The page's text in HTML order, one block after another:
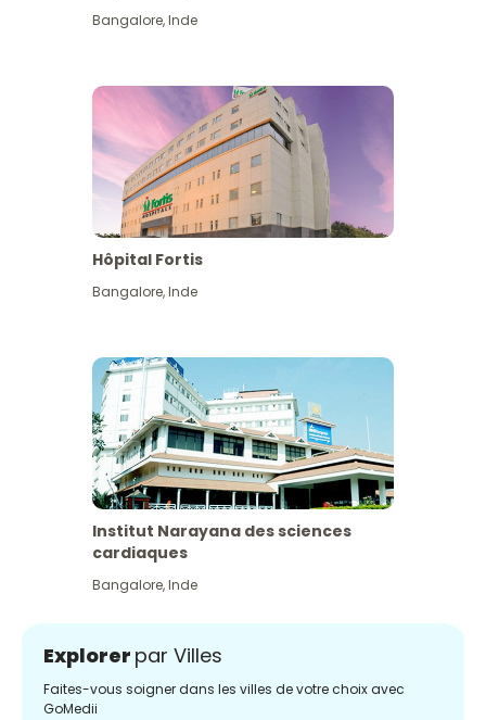
Bangalore,Inde
Hôpital Fortis
Bangalore,Inde
Institut Narayana des sciences
cardiaques
Bangalore,Inde
Explorer par Villes
Faites-vous soigner dans les villes de votre choix avec
GoMedii